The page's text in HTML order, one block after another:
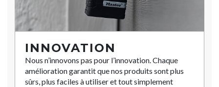
INNOVATION
Nous n’innovons pas pour l’innovation. Chaque
amélioration garantit que nos produits sont plus
sûrs, plus faciles à utiliser et tout simplement